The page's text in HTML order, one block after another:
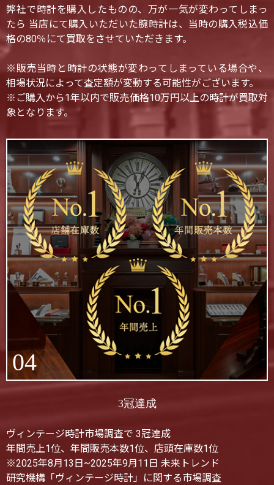
弊社で時計を購入したものの、万が一気が変わってしまっ
たら 当店にて購入いただいた腕時計は、当時の購入税込価
格の80％にて買取をさせていただきます。
※販売当時と時計の状態が変わってしまっている場合や、
相場状況によって査定額が変動する可能性がございます。
※ご購入から1年以内で販売価格10万円以上の時計が買取対
象となります。
04
3冠達成
ヴィンテージ時計市場調査で 3冠達成
年間売上1位、年間販売本数1位、店頭在庫数1位
※2025年8月13日~2025年9月11日 未来トレンド
研究機構「ヴィンテージ時計」に関する市場調査